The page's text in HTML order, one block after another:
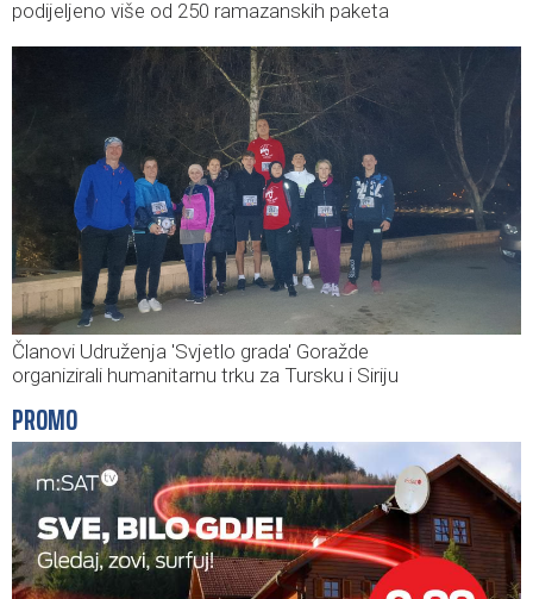
podijeljeno više od 250 ramazanskih paketa
Članovi Udruženja 'Svjetlo grada' Goražde
organizirali humanitarnu trku za Tursku i Siriju
PROMO